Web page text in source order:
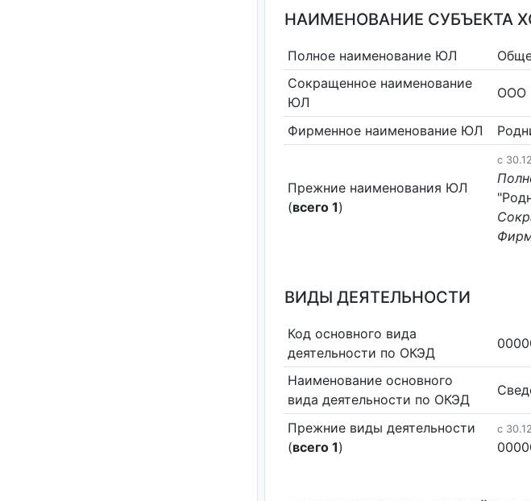
НАИМЕНОВАНИЕ СУБЪЕКТА
Полное наименование ЮЛ
Сокращенное наименование
ЮЛ
ООО
Фирменное наименование ЮЛ
Прежние наименования ЮЛ
(всего 1)
c
ВИДЫ ДЕЯТЕЛЬНОСТИ
Код основного вида
деятельности по ОКЭД
Наименование основного
вида деятельности по ОКЭД
Прежние виды деятельности
(всего 1)
c